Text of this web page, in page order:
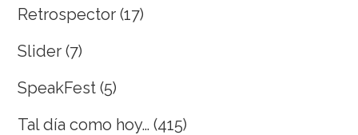
Retrospector (17)
Slider (7)
SpeakFest (5)
Tal día como hoy… (415)